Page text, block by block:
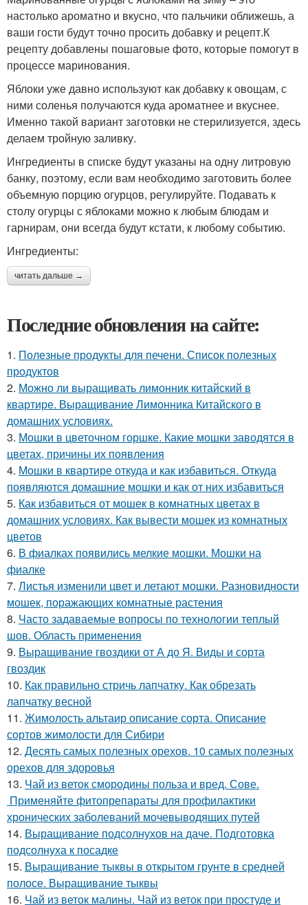
настолько ароматно и вкусно, что пальчики оближешь, а
ваши гости будут точно просить добавку и рецепт.К
рецепту добавлены пошаговые фото, которые помогут в
процессе маринования.
Яблоки уже давно используют как добавку к овощам, с
ними соленья получаются куда ароматнее и вкуснее.
Именно такой вариант заготовки не стерилизуется, здесь
делаем тройную заливку.
Ингредиенты в списке будут указаны на одну литровую
банку, поэтому, если вам необходимо заготовить более
объемную порцию огурцов, регулируйте. Подавать к
столу огурцы с яблоками можно к любым блюдам и
гарнирам, они всегда будут кстати, к любому событию.
Ингредиенты:
читать дальше →
Последние обновления на сайте:
1. Полезные продукты для печени. Список полезных
продуктов
2. Можно ли выращивать лимонник китайский в
квартире. Выращивание Лимонника Китайского в
домашних условиях.
3. Мошки в цветочном горшке. Какие мошки заводятся в
цветах, причины их появления
4. Мошки в квартире откуда и как избавиться. Откуда
появляются домашние мошки и как от них избавиться
5. Как избавиться от мошек в комнатных цветах в
домашних условиях. Как вывести мошек из комнатных
цветов
6. В фиалках появились мелкие мошки. Мошки на
фиалке
7. Листья изменили цвет и летают мошки. Разновидности
мошек, поражающих комнатные растения
8. Часто задаваемые вопросы по технологии теплый
шов. Область применения
9. Выращивание гвоздики от А до Я. Виды и сорта
гвоздик
10. Как правильно стричь лапчатку. Как обрезать
лапчатку весной
11. Жимолость альтаир описание сорта. Описание
сортов жимолости для Сибири
12. Десять самых полезных орехов. 10 самых полезных
орехов для здоровья
13. Чай из веток смородины польза и вред. Сове.
Применяйте фитопрепараты для профилактики
хронических заболеваний мочевыводящих путей
14. Выращивание подсолнухов на даче. Подготовка
подсолнуха к посадке
15. Выращивание тыквы в открытом грунте в средней
полосе. Выращивание тыквы
16. Чай из веток малины. Чай из веток при простуде и